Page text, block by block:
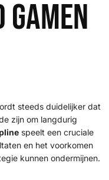
steeds duidelijker dat
zijn om langdurig
speelt een cruciale
en het voorkomen
kunnen ondermijnen.